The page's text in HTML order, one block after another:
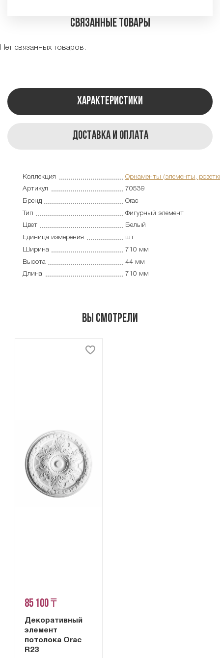
Связанные товары
Нет связанных товаров.
Характеристики
Доставка и оплата
Коллекция
Орнаменты (элементы,
Артикул
70539
Бренд
Orac
Тип
Фигурный элемент
Цвет
Белый
Единица измерения
шт
Ширина
710 мм
Высота
44 мм
Длина
710 мм
Вы смотрели
85 100 ₸
Декоративный
элемент
потолока Orac
R23